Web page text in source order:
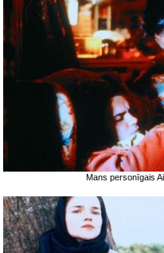
Mans personīgais